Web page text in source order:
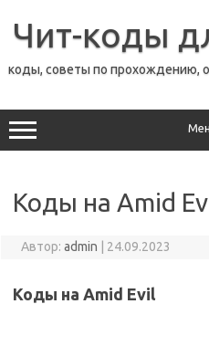
содержимому
Чит-коды
коды, советы по прохождению,
Коды на Amid
Автор: admin 24.09.2023
Коды на Amid Evil